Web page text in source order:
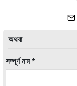
অথবা
সম্পূর্ণ নাম *